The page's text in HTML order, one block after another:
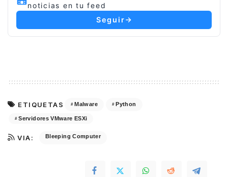
noticias en tu feed
Seguir
ETIQUETAS Malware Python
Servidores VMware ESXi
VIA: Bleeping Computer